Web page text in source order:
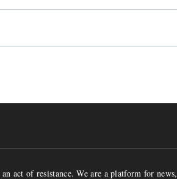
act of resistance. We are a platform for news,